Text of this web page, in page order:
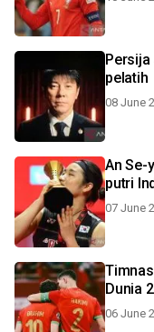
Persija
pelatih
08 June
An Se-
07 June
Dunia
06 June